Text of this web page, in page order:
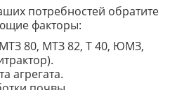
потребностей обратите
факторы:
80, МТЗ 82, Т 40, ЮМЗ,
агрегата.